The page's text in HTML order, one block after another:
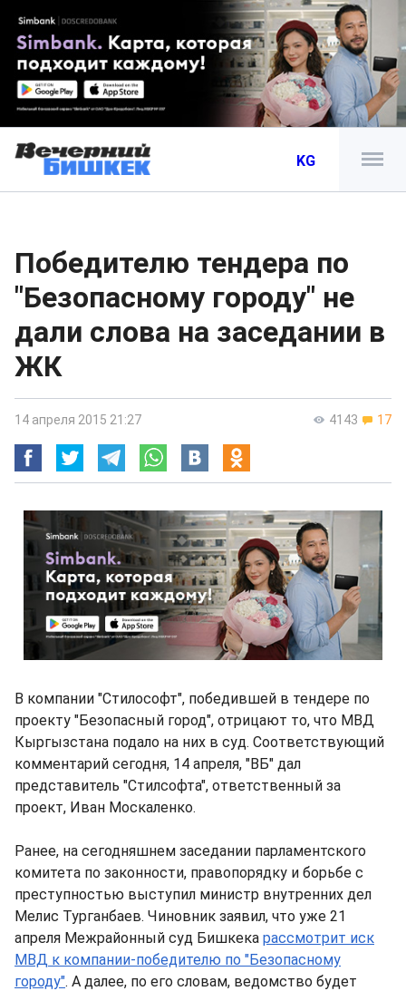
KG
Победителю тендера по
"Безопасному городу" не
дали слова на заседании в
ЖК
4143 17
14 апреля 2015 21:27
В компании "Стилософт", победившей в тендере по
проекту "Безопасный город", отрицают то, что МВД
Кыргызстана подало на них в суд. Соответствующий
комментарий сегодня, 14 апреля, "ВБ" дал
представитель "Стилсофта", ответственный за
проект, Иван Москаленко.
Ранее, на сегодняшнем заседании парламентского
комитета по законности, правопорядку и борьбе с
преступностью выступил министр внутренних дел
Мелис Турганбаев. Чиновник заявил, что уже 21
апреля Межрайонный суд Бишкека рассмотрит иск
МВД к компании-победителю по "Безопасному
городу". А далее, по его словам, ведомство будет